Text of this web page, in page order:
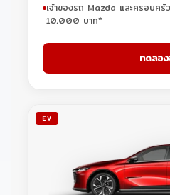
เจ้าของรถ Mazda และครอบค
10,000 บาท*
ทดลอ
EV